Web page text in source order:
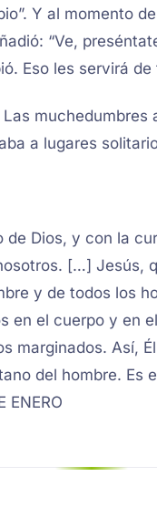
Y al momento
“Ve,
Eso les servirá de
a lugares
de Dios, y con la
[…] Jesús,
y de todos los
en el cuerpo y en
marginados. Así,
del hombre. Es
ENERO